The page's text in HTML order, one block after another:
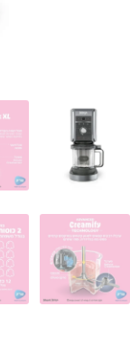
תשלום